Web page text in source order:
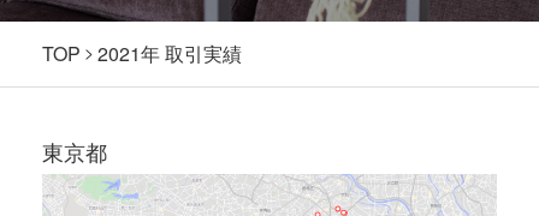
TOP 2021年 取引実績
東京都